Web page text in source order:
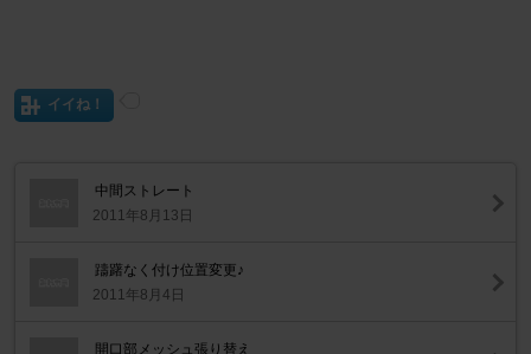
イイね！
中間ストレート
2011年8月13日
躊躇なく付け位置変更♪
2011年8月4日
開口部メッシュ張り替え